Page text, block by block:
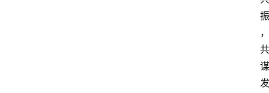
振
，
共
谋
发